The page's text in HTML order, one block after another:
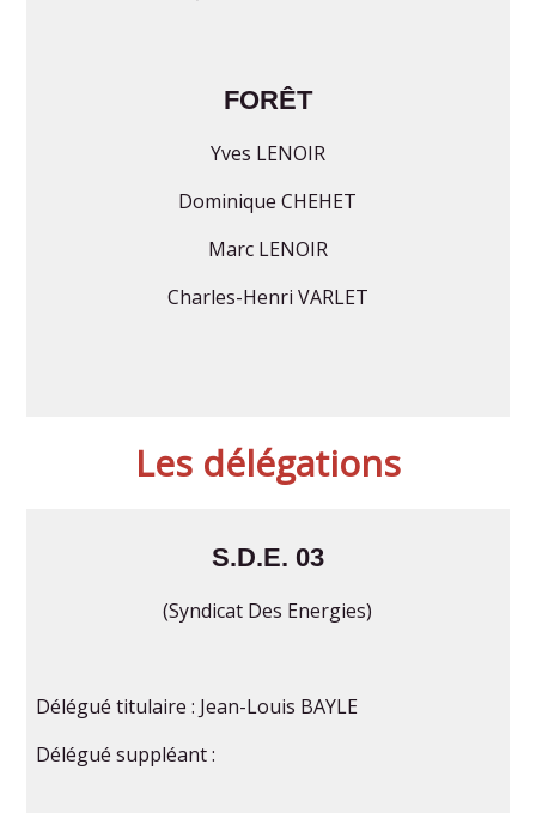
FORÊT
Yves LENOIR
Dominique CHEHET
Marc LENOIR
Charles-Henri VARLET
Les délégations
S.D.E. 03
(Syndicat Des Energies)
Délégué titulaire : Jean-Louis BAYLE
Délégué suppléant :